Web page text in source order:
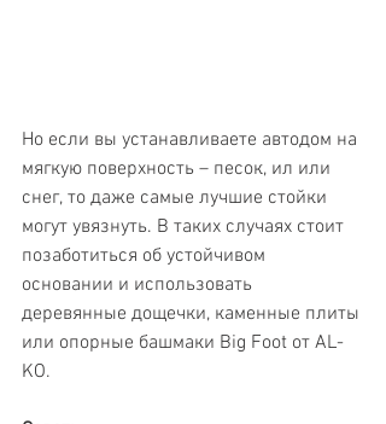
Но если вы устанавливаете автодом на
мягкую поверхность – песок, ил или
снег, то даже самые лучшие стойки
могут увязнуть. В таких случаях стоит
позаботиться об устойчивом
основании и использовать
деревянные дощечки, каменные плиты
или опорные башмаки Big Foot от AL-
KO.